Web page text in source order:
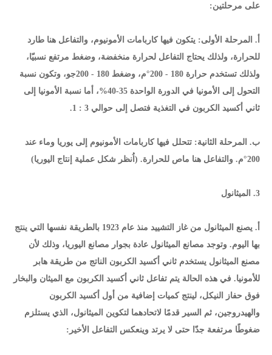
على مرحلتين:
أ. المرحلة الأولى: يتكون فيها كاربامات الأمونيوم، والتفاعل هنا طارد
للحرارة، ولذلك يحتاج التفاعل لحرارة منخفضة، وضغط مرتفع نسبيّا،
ولذلك تستخدم حرارة 180 - 200°م، وضغط 180 - 200جو، وتكون نسبة
التحول إلى الأمونيا في الدورة الواحدة 35-40%، أما نسبة الأمونيا إلى
ثاني أكسيد الكربون في التغذية فتصل إلى حوالي 3 : 1.
ب. المرحلة الثانية: تتحلل فيها كاربامات الأمونيوم إلى يوريا وماء عند
200°م. والتفاعل هنا ماص للحرارة. (اُنظر شكل عملية إنتاج اليوريا)
3. الميثانول
أ. يصنع الميثانول من غاز التشييد منذ عام 1923 بالطريقة نفسها التي ينتج
بها اليوم. وتوجد مصانع الميثانول عادة بجوار مصانع اليوريا، وذلك لأن
مصنع الميثانول يستخدم ثاني أكسيد الكربون الناتج من طريقة هابر
للأمونيا. في هذه الحالة يتم تفاعل ثاني أكسيد الكربون مع الميثان والبخار
فوق حفاز النيكل، لينتج كميات إضافية من أول أكسيد الكربون
والهيدروجين، ثم السير قدمًا لاتحادهما لتكوين الميثانول، الذي يستلزم
ضغوطًا مرتفعة جدّا حتى لا يرتد وينعكس التفاعل الأخير: